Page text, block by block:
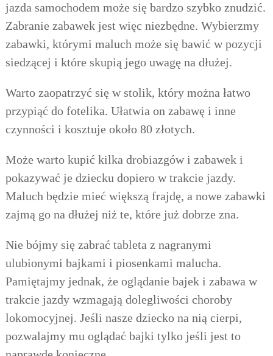
jazda samochodem może się bardzo szybko znudzić.
Zabranie zabawek jest więc niezbędne. Wybierzmy
zabawki, którymi maluch może się bawić w pozycji
siedzącej i które skupią jego uwagę na dłużej.
Warto zaopatrzyć się w stolik, który można łatwo
przypiąć do fotelika. Ułatwia on zabawę i inne
czynności i kosztuje około 80 złotych.
Może warto kupić kilka drobiazgów i zabawek i
pokazywać je dziecku dopiero w trakcie jazdy.
Maluch będzie mieć większą frajdę, a nowe zabawki
zajmą go na dłużej niż te, które już dobrze zna.
Nie bójmy się zabrać tableta z nagranymi
ulubionymi bajkami i piosenkami malucha.
Pamiętajmy jednak, że oglądanie bajek i zabawa w
trakcie jazdy wzmagają dolegliwości choroby
lokomocyjnej. Jeśli nasze dziecko na nią cierpi,
pozwalajmy mu oglądać bajki tylko jeśli jest to